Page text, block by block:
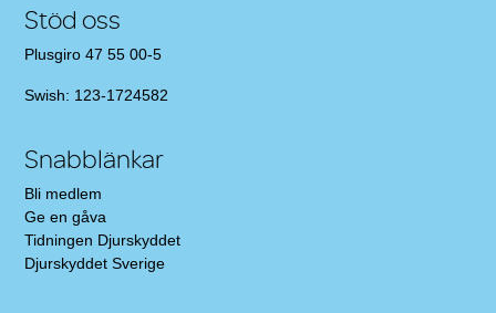
Stöd oss
Plusgiro 47 55 00-5
Swish: 123-1724582
Snabblänkar
Bli medlem
Ge en gåva
Tidningen Djurskyddet
Djurskyddet Sverige